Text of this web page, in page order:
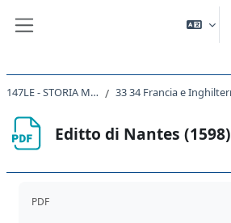
147LE - STORIA MODERNA 2021
Editto di Nantes (1598)
PDF